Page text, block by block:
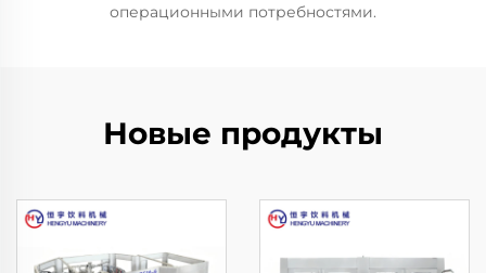
операционными потребностями.
Новые продукты